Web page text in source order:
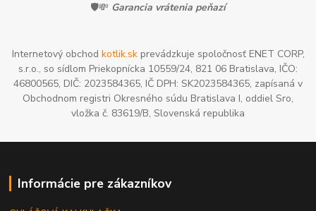
🛡️💸 Garancia vrátenia peňazí
Internetový obchod kotlik.skprevádzkuje spoločnosť ENET CORP,
s.r.o., so sídlom Priekopnícka 10559/24, 821 06 Bratislava, IČO:
46800565, DIČ: 2023584365, IČ DPH: SK2023584365, zapísaná v
Obchodnom registri Okresného súdu Bratislava I, oddiel Sro,
vložka č. 83619/B, Slovenská republika
Informácie pre zákazníkov